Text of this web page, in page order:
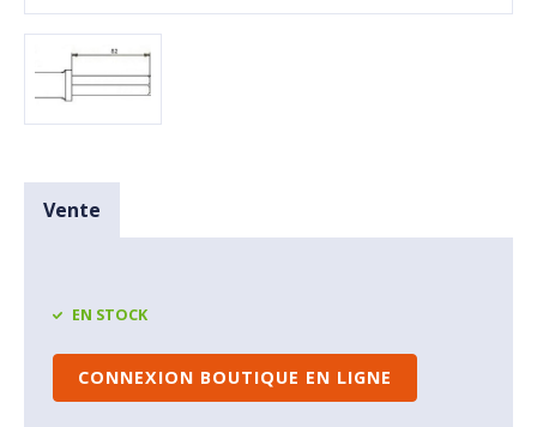
Vente
EN STOCK
CONNEXION BOUTIQUE EN LIGNE